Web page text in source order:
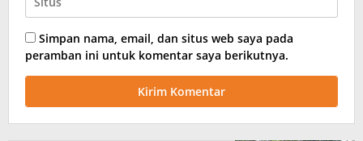
Simpan nama, email, dan situs web saya pada
peramban ini untuk komentar saya berikutnya.